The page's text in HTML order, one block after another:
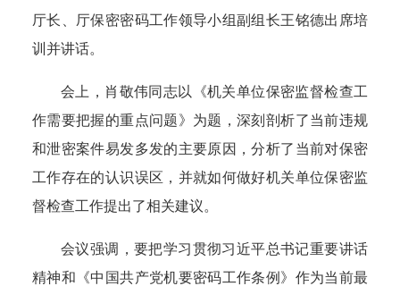
厅长、厅保密密码工作领导小组副组长王铭德出席培
训并讲话。
会上，肖敬伟同志以《机关单位保密监督检查工
作需要把握的重点问题》为题，深刻剖析了当前违规
和泄密案件易发多发的主要原因，分析了当前对保密
工作存在的认识误区，并就如何做好机关单位保密监
督检查工作提出了相关建议。
会议强调，要把学习贯彻习近平总书记重要讲话
精神和《中国共产党机要密码工作条例》作为当前最